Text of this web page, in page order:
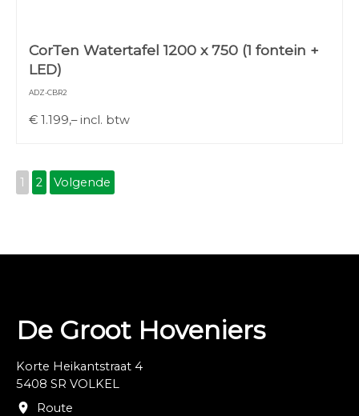
CorTen Watertafel 1200 x 750 (1 fontein +
LED)
ADZ-CBR2
€ 1.199,–incl. btw
1 2 Volgende
De Groot Hoveniers
Korte Heikantstraat 4
5408 SR VOLKEL
Route